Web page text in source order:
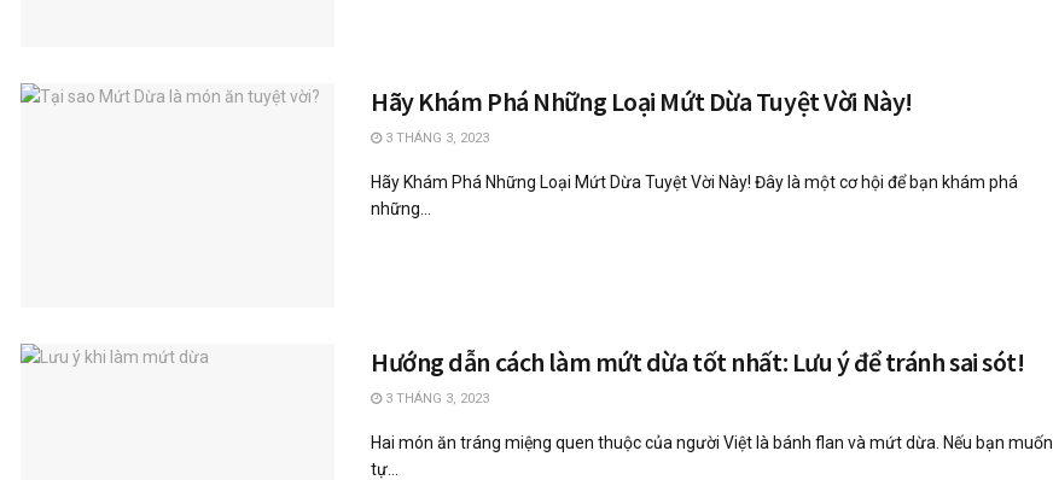
Hãy Khám Phá Những Loại Mứt Dừa Tuyệt Vời Này!
3 THÁNG 3, 2023
Hãy Khám Phá Những Loại Mứt Dừa Tuyệt Vời Này! Đây là một cơ hội để bạn khám phá
những...
Hướng dẫn cách làm mứt dừa tốt nhất: Lưu ý để tránh sai sót!
3 THÁNG 3, 2023
Hai món ăn tráng miệng quen thuộc của người Việt là bánh flan và mứt dừa. Nếu bạn muốn
tự...